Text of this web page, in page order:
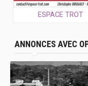
ESPACE TROT
ANNONCES AVEC